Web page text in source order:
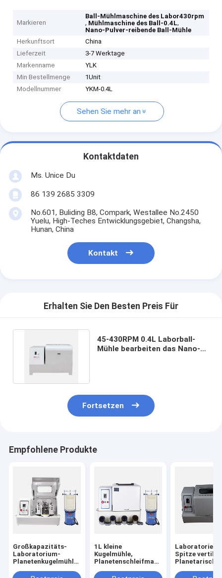
Markieren
Ball-Mühlmaschine des Labor430rpm
, Mühlmaschine des Ball-0.4L,
Nano-Pulver-reibende Ball-Mühle
Herkunftsort
China
Lieferzeit
3-7 Werktage
Markenname
YLK
Min Bestellmenge
1Unit
Modellnummer
YKM-0.4L
Sehen Sie mehr an
Kontaktdaten
Ms. Unice Du
86 139 2685 3309
No.601, Buliding B8, Compark, Westallee No.2450
Yuelu, High-Teches Entwicklungsgebiet, Changsha,
Hunan, China
Kontakt
Erhalten Sie Den Besten Preis Für
45-430RPM 0.4L Laborball-
Mühle bearbeiten das Nano-
Fortsetzen
Empfohlene Produkte
Großkapazitäts-
Laboratorium-
Planetenkugelmühle
1L kleine
Kugelmühle,
Planetenschleifmaschine
Spitze
Planetarische
Nano-